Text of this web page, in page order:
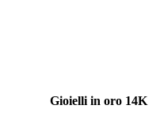
Gioielli in oro 14K